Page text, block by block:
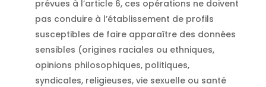
prévues à l’article 6, ces opérations ne doivent
pas conduire à l’établissement de profils
susceptibles de faire apparaître des données
sensibles (origines raciales ou ethniques,
opinions philosophiques, politiques,
syndicales, religieuses, vie sexuelle ou santé